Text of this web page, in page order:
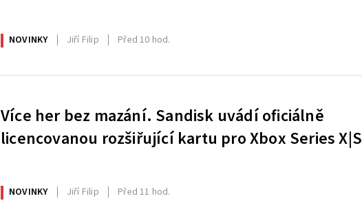
NOVINKY Jiří Filip Před 10 hod.
Více her bez mazání. Sandisk uvádí oficiálně
licencovanou rozšiřující kartu pro Xbox Series X|S
NOVINKY Jiří Filip Před 11 hod.